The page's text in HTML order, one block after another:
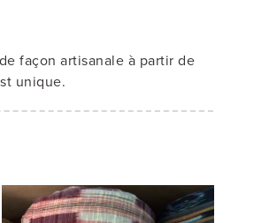
façon artisanale à partir de
unique.